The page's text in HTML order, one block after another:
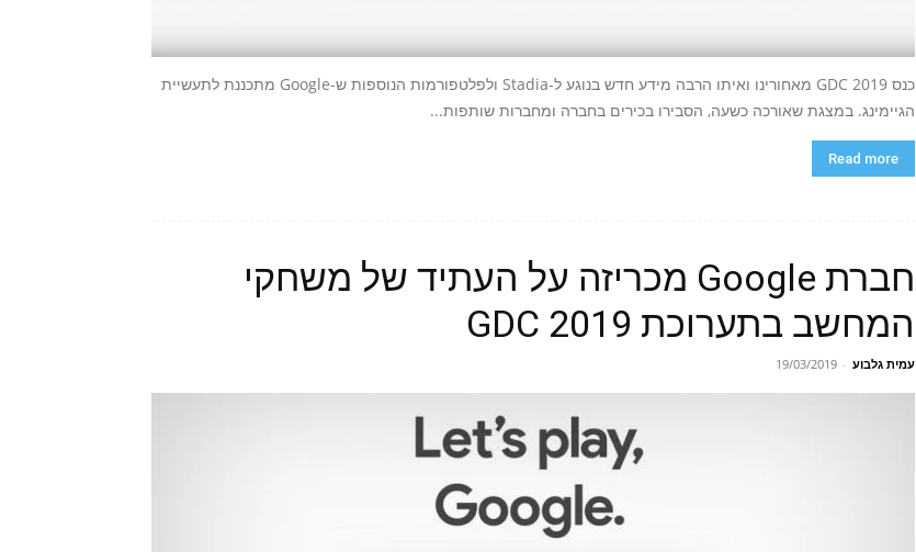
כנס GDC 2019 מאחורינו ואיתו הרבה מידע חדש בנוגע ל-Stadia ולפלטפורמות הנוספות ש-Google מתכננת לתעשיית
הגיימינג. במצגת שאורכה כשעה, הסבירו בכירים בחברה ומחברות שותפות...
Read more
חברת Google מכריזה על העתיד של משחקי
המחשב בתערוכת GDC 2019
עמית גלבוע -
19/03/2019